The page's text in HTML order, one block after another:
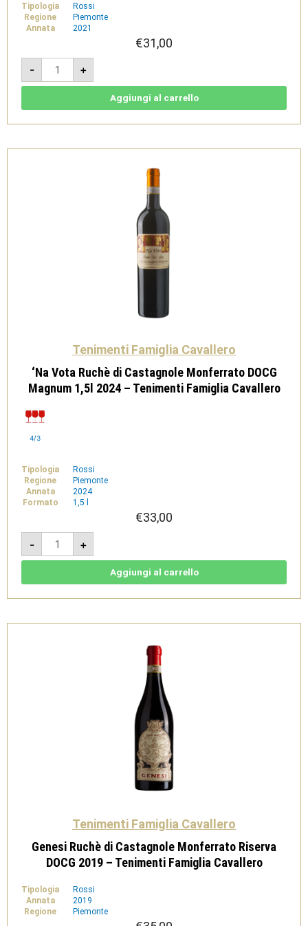
Tipologia
Rossi
Regione
Piemonte
Annata
2021
€31,00
-
Bussia
White
Label
Barolo
Tenimenti
quantità
+
Aggiungi al carrello
Tenimenti Famiglia Cavallero
‘Na Vota Ruchè di Castagnole Monferrato DOCG
Magnum 1,5l 2024 – Tenimenti Famiglia Cavallero
4/3
Tipologia
Rossi
Regione
Piemonte
Annata
2024
Formato
1,5 l
€33,00
-
'Na
Vota
Ruchè
di
Magnum
-
+
Aggiungi al carrello
Tenimenti Famiglia Cavallero
Genesi Ruchè di Castagnole Monferrato Riserva
DOCG 2019 – Tenimenti Famiglia Cavallero
Tipologia
Rossi
Annata
2019
Regione
Piemonte